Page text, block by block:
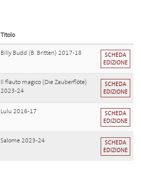
Titolo
Billy Budd (B. Britten) 2017-18
SCHEDA
EDIZIONE
Il flauto magico (Die Zauberflöte)
2023-24
SCHEDA
EDIZIONE
Lulu 2016-17
SCHEDA
EDIZIONE
Salome 2023-24
SCHEDA
EDIZIONE